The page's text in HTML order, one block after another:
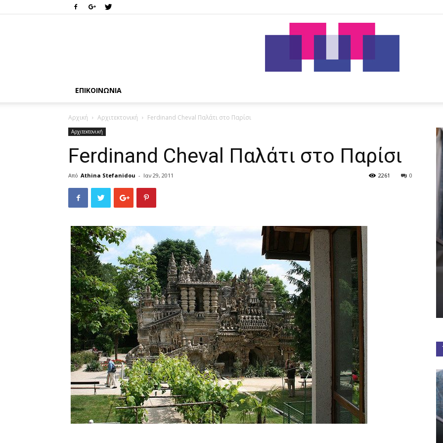
ΕΠΙΚΟΙΝΩΝΊΑ
Αρχική Αρχιτεκτονική Ferdinand Cheval Παλάτι στο Παρίσι
Αρχιτεκτονική
Ferdinand Cheval Παλάτι στο Παρίσι
Από Athina Stefanidou - Ιαν 29, 2011 0
2261